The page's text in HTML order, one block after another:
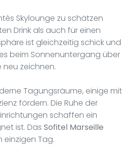
Skylounge zu schätzen
Drink als auch für einen
ist gleichzeitig schick und
beim Sonnenuntergang über
zeichnen.
Tagungsräume, einige mit
fördern. Die Ruhe der
schaffen ein
ist. Das Sofitel Marseille
Tag.